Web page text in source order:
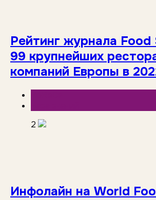
Рейтинг журнала
99 крупнейших
компаний Европы в
2
Инфолайн на World